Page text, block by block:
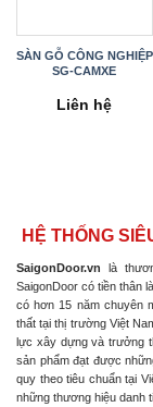
SÀN GỖ CÔNG NGHIỆP
SG-CAMXE
Liên hệ
HỆ THỐNG
SaigonDoor.vn là
SaigonDoor có tiền thân
có hơn 15 năm chuyên
thất tại thị trường Việt
lực xây dựng và trưởng
sản phẩm đạt được
quy theo tiêu chuẩn tại
những thương hiệu danh